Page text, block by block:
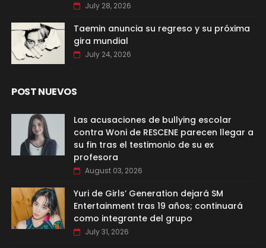
July 28, 2026
Taemin anuncia su regreso y su próxima
gira mundial
July 24, 2026
POST NUEVOS
Las acusaciones de bullying escolar
contra Woni de RESCENE parecen llegar a
su fin tras el testimonio de su ex
profesora
August 03, 2026
Yuri de Girls’ Generation dejará SM
Entertainment tras 19 años; continuará
como integrante del grupo
July 31, 2026